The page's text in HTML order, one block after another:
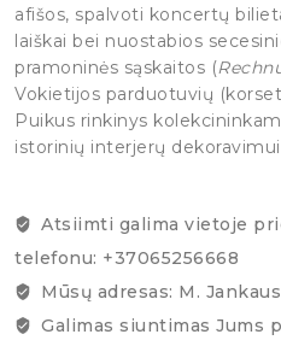
afišos, spalvoti koncertų
laiškai bei nuostabios
pramoninės sąskaitos (
Vokietijos parduotuvių
Puikus rinkinys
istorinių interjerų
Atsiimti galima vietoje
telefonu: +37065256668
Mūsų adresas: M.
Galimas siuntimas Jums